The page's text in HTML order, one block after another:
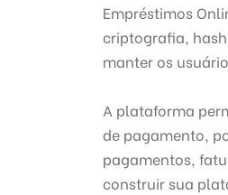
Empréstimos
criptografia,
manter os
A plataforma
de pagamento,
pagamentos,
construir sua